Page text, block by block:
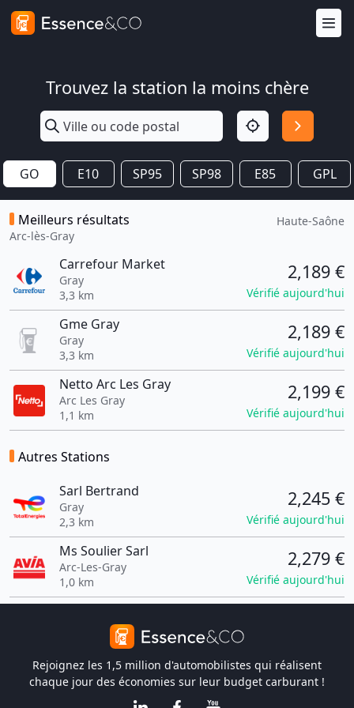
Trouvez la station la moins chère
GO E10 SP95 SP98 E85 GPL
Meilleurs résultats
Arc-lès-Gray
Haute-Saône
Carrefour Market
Gray
3,3 km
2,189 €
Vérifié aujourd'hui
Gme Gray
Gray
3,3 km
2,189 €
Vérifié aujourd'hui
Netto Arc Les Gray
Arc Les Gray
1,1 km
2,199 €
Vérifié aujourd'hui
Autres Stations
Sarl Bertrand
Gray
2,3 km
2,245 €
Vérifié aujourd'hui
Ms Soulier Sarl
Arc-Les-Gray
1,0 km
2,279 €
Vérifié aujourd'hui
Rejoignez les 1,5 million d'automobilistes qui réalisent
chaque jour des économies sur leur budget carburant !